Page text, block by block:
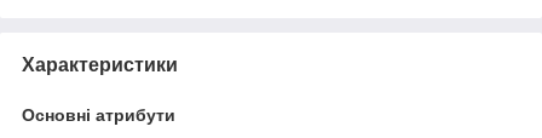
Характеристики
Основні атрибути